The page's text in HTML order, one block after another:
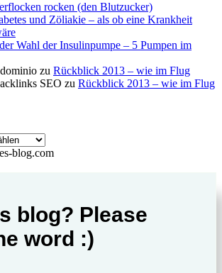
rocken (den Blutzucker)
und Zöliakie – als ob eine Krankheit
Wahl der Insulinpumpe – 5 Pumpen im
zu Rückblick 2013 – wie im Flug
SEO zu Rückblick 2013 – wie im Flug
blog.com
blog? Please
word :)